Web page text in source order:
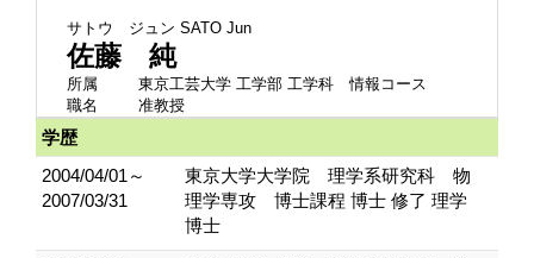
サトウ ジュン SATO Jun
佐藤 純
所属
東京工芸大学 工学部 工学科 情報コース
職名
准教授
学歴
2004/04/01～
2007/03/31
東京大学大学院 理学系研究科 物
理学専攻 博士課程 博士 修了 理学
博士